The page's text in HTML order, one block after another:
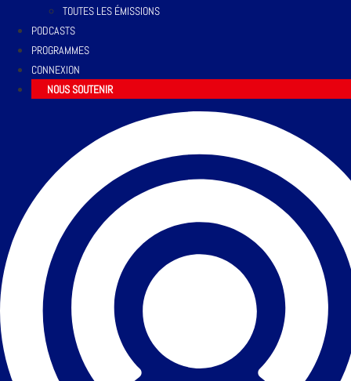
TOUTES LES ÉMISSIONS
PODCASTS
PROGRAMMES
CONNEXION
NOUS SOUTENIR